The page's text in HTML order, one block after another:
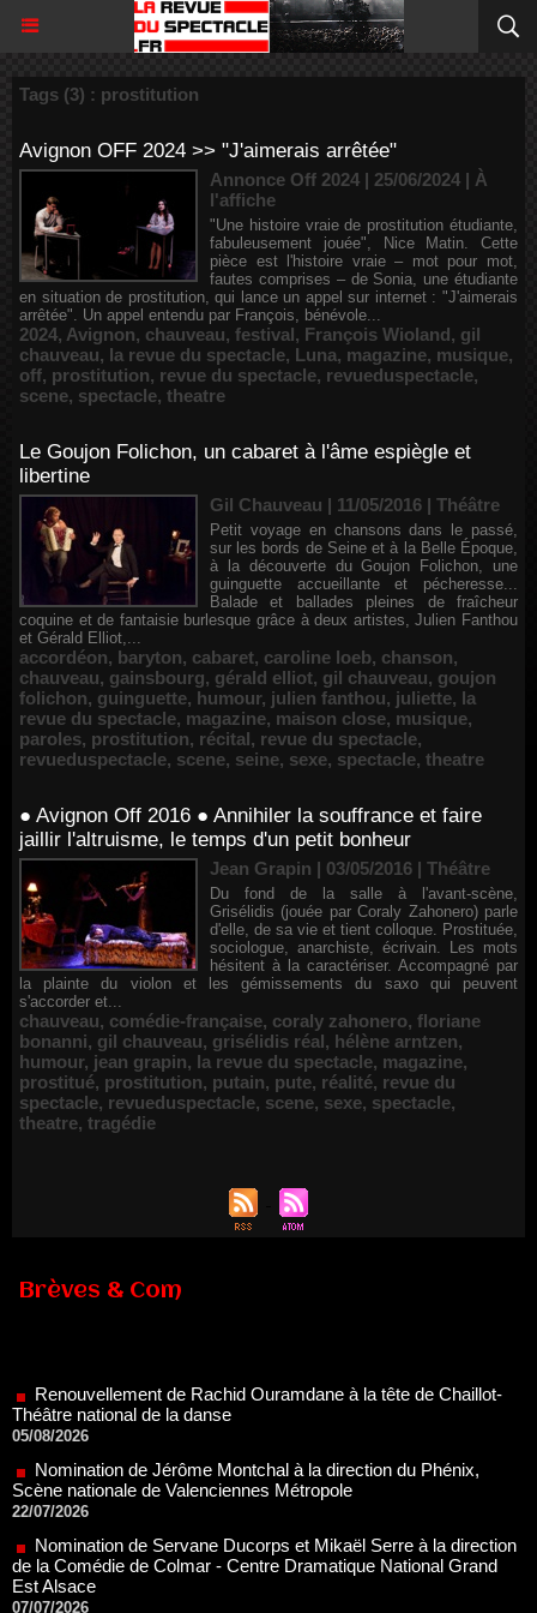
Tags (3) : prostitution
Avignon OFF 2024 >> "J'aimerais arrêtée"
Annonce Off 2024 | 25/06/2024 | À
l'affiche
"Une histoire vraie de prostitution étudiante,
fabuleusement jouée", Nice Matin. Cette
pièce est l'histoire vraie – mot pour mot,
fautes comprises – de Sonia, une étudiante
en situation de prostitution, qui lance un appel sur internet : "J'aimerais
arrêtée". Un appel entendu par François, bénévole...
2024, Avignon, chauveau, festival, François Wioland, gil
chauveau, la revue du spectacle, Luna, magazine, musique,
off, prostitution, revue du spectacle, revueduspectacle,
scene, spectacle, theatre
Le Goujon Folichon, un cabaret à l'âme espiègle et
libertine
Gil Chauveau | 11/05/2016 | Théâtre
Petit voyage en chansons dans le passé,
sur les bords de Seine et à la Belle Époque,
à la découverte du Goujon Folichon, une
guinguette accueillante et pécheresse...
Balade et ballades pleines de fraîcheur
coquine et de fantaisie burlesque grâce à deux artistes, Julien Fanthou
et Gérald Elliot,...
accordéon, baryton, cabaret, caroline loeb, chanson,
chauveau, gainsbourg, gérald elliot, gil chauveau, goujon
folichon, guinguette, humour, julien fanthou, juliette, la
revue du spectacle, magazine, maison close, musique,
paroles, prostitution, récital, revue du spectacle,
revueduspectacle, scene, seine, sexe, spectacle, theatre
● Avignon Off 2016 ● Annihiler la souffrance et faire
jaillir l'altruisme, le temps d'un petit bonheur
Jean Grapin | 03/05/2016 | Théâtre
Du fond de la salle à l'avant-scène,
Grisélidis (jouée par Coraly Zahonero) parle
d'elle, de sa vie et tient colloque. Prostituée,
sociologue, anarchiste, écrivain. Les mots
hésitent à la caractériser. Accompagné par
la plainte du violon et les gémissements du saxo qui peuvent
s'accorder et...
chauveau, comédie-française, coraly zahonero, floriane
bonanni, gil chauveau, grisélidis réal, hélène arntzen,
humour, jean grapin, la revue du spectacle, magazine,
prostitué, prostitution, putain, pute, réalité, revue du
spectacle, revueduspectacle, scene, sexe, spectacle,
theatre, tragédie
Brèves & Com
05/08/2026
Nomination de Jérôme Montchal à la direction du Phénix,
Scène nationale de Valenciennes Métropole
22/07/2026
Nomination de Servane Ducorps et Mikaël Serre à la direction
de la Comédie de Colmar - Centre Dramatique National Grand
Est Alsace
07/07/2026
Thomas Jolly et Laëtitia Guédon nommés à la direction du